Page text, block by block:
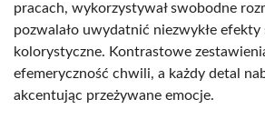
pracach, wykorzystywał swobodne
pozwalało uwydatnić niezwykłe
kolorystyczne. Kontrastowe
efemeryczność chwili, a każdy detal
akcentując przeżywane emocje.